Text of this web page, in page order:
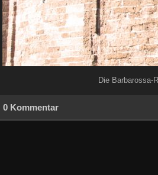
Die Barbarossa-
0 Kommentar